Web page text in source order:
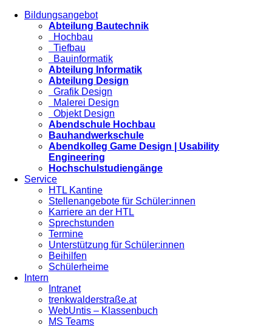
Bildungsangebot
Abteilung Bautechnik
Hochbau
Tiefbau
Bauinformatik
Abteilung Informatik
Abteilung Design
Grafik Design
Malerei Design
Objekt Design
Abendschule Hochbau
Bauhandwerkschule
Abendkolleg Game Design | Usability
Engineering
Hochschulstudiengänge
Service
HTL Kantine
Stellenangebote für Schüler:innen
Karriere an der HTL
Sprechstunden
Termine
Unterstützung für Schüler:innen
Beihilfen
Schülerheime
Intern
Intranet
trenkwalderstraße.at
WebUntis – Klassenbuch
MS Teams